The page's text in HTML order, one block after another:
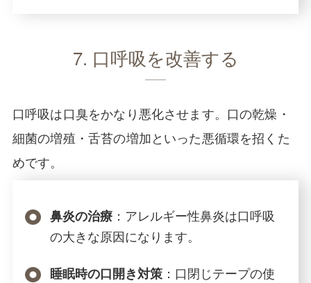
7. 口呼吸を改善する
口呼吸は口臭をかなり悪化させます。口の乾燥・
細菌の増殖・舌苔の増加といった悪循環を招くた
めです。
鼻炎の治療：アレルギー性鼻炎は口呼吸
の大きな原因になります。
睡眠時の口開き対策：口閉じテープの使